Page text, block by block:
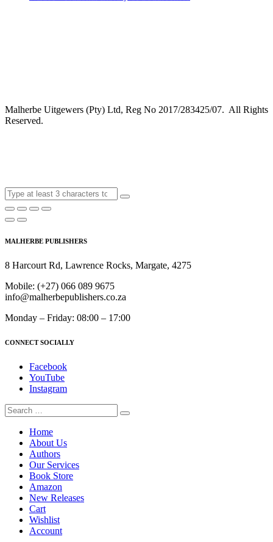
Malherbe Uitgewers (Pty) Ltd, Reg No 2017/283425/07. All Rights
Reserved.
MALHERBE PUBLISHERS
8 Harcourt Rd, Lawrence Rocks, Margate, 4275
Mobile: (+27) 066 089 9675
info@malherbepublishers.co.za
Monday – Friday: 08:00 – 17:00
CONNECT SOCIALLY
Facebook
YouTube
Instagram
Home
About Us
Authors
Our Services
Book Store
Amazon
New Releases
Cart
Wishlist
Account